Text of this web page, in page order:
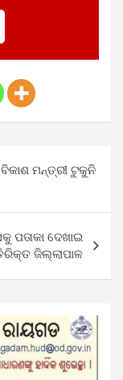
ମନ୍ତ୍ରୀ ଟୁକୁନି
ପତାକା ଦେଖାଇ
ଜିଲ୍ଲାପାଳ